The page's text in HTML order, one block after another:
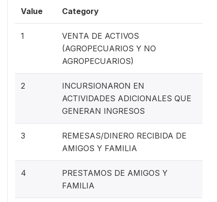
Value Category
1
VENTA DE ACTIVOS
(AGROPECUARIOS Y NO
AGROPECUARIOS)
2
INCURSIONARON EN
ACTIVIDADES ADICIONALES QUE
GENERAN INGRESOS
3
REMESAS/DINERO RECIBIDA DE
AMIGOS Y FAMILIA
4
PRESTAMOS DE AMIGOS Y
FAMILIA